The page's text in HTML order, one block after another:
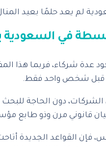
يعد حلمًا بعيد
في
شركاء، فربما هذا
قبل شخص واحد فقط.
دون الحاجة
قانوني مرن وذو
فإن القواعد